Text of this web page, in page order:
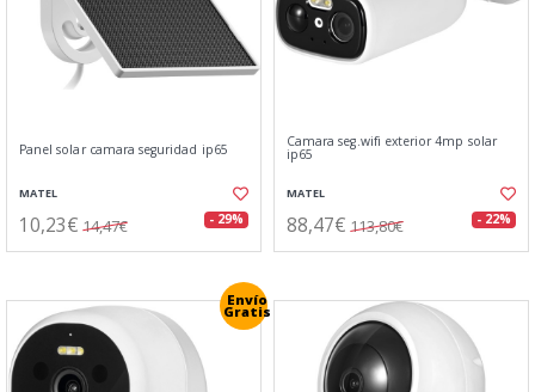
Panel solar camara seguridad ip65
MATEL
10,23€ 14,47€ - 29%
Camara seg.wifi exterior 4mp solar
ip65
MATEL
88,47€ 113,80€ - 22%
Envío
Gratis